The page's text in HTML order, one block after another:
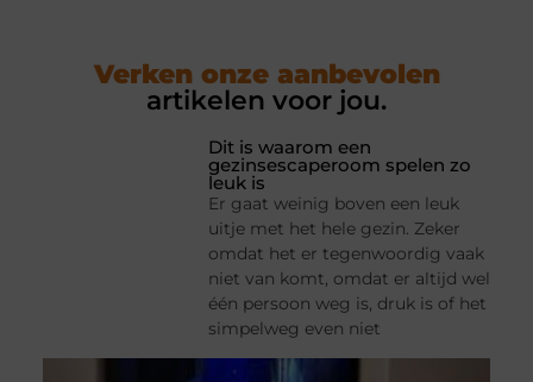
Verken onze aanbevolen
artikelen voor jou.
Dit is waarom een
gezinsescaperoom spelen zo
leuk is
Er gaat weinig boven een leuk
uitje met het hele gezin. Zeker
omdat het er tegenwoordig vaak
niet van komt, omdat er altijd wel
één persoon weg is, druk is of het
simpelweg even niet